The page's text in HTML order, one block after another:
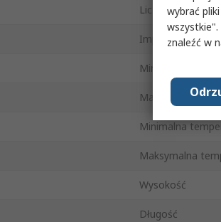
Liczba styków
Impedancja
Minimalne
Maksymalne
Minimalna
Maksymalna
Wysokość
Długość
wybrać
znaleźć w